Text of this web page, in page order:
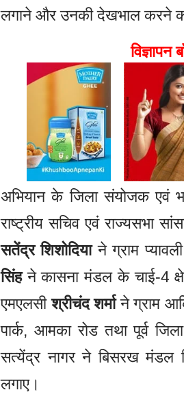
लगाने और उनकी देखभाल करने
अभियान के जिला संयोजक एवं
राष्ट्रीय सचिव एवं राज्यसभा
सतेंद्र शिशोदियाने ग्राम
सिंहने कासना मंडल के चाई-4
एमएलसीश्रीचंद शर्माने ग्राम
पार्क, आमका रोड तथा पूर्व
सत्येंद्र नागर ने बिसरख मंडल
लगाए।